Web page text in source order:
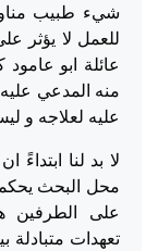
شيء طبيب
للعمل لا يؤثر
عائلة ابو
منه المدعي
عليه لعلاجه و
لا بد لنا
على الطرفين